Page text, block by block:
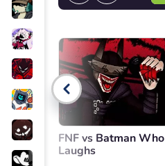
Comece a
Voltar
FNF vs Batman Who
Laughs